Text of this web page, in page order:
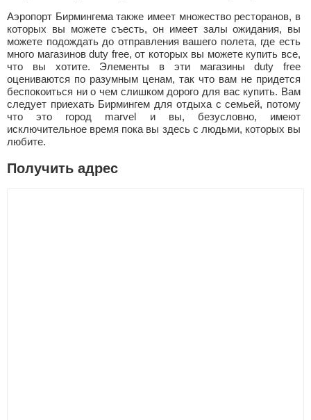
Аэропорт Бирмингема также имеет множество ресторанов, в
которых вы можете съесть, он имеет залы ожидания, вы
можете подождать до отправления вашего полета, где есть
много магазинов duty free, от которых вы можете купить все,
что вы хотите. Элементы в эти магазины duty free
оцениваются по разумным ценам, так что вам не придется
беспокоиться ни о чем слишком дорого для вас купить. Вам
следует приехать Бирмингем для отдыха с семьей, потому
что это город marvel и вы, безусловно, имеют
исключительное время пока вы здесь с людьми, которых вы
любите.
Получить адрес